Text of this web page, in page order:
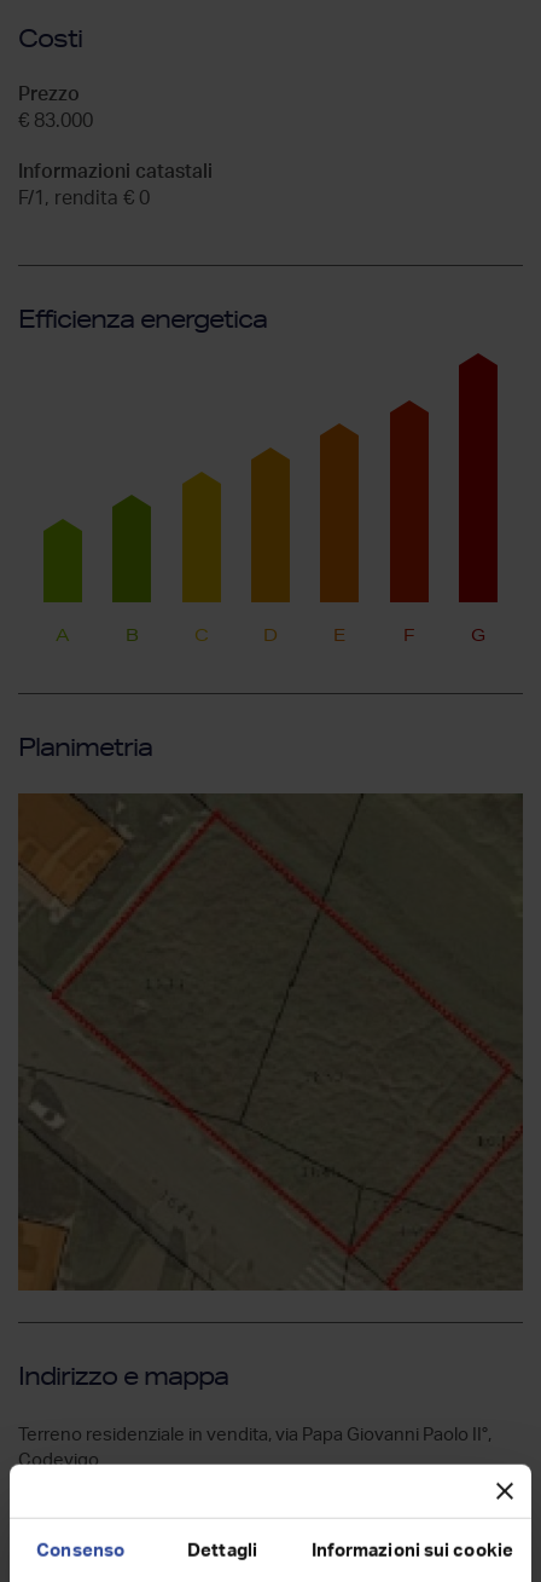
Consenso Dettagli Informazioni sui cookie
Costi
Prezzo
€ 83.000
Informazioni catastali
F/1, rendita € 0
Efficienza energetica
A B C D E F G
Planimetria
Indirizzo e mappa
Terreno residenziale in vendita, via Papa Giovanni Paolo II°,
Codevigo